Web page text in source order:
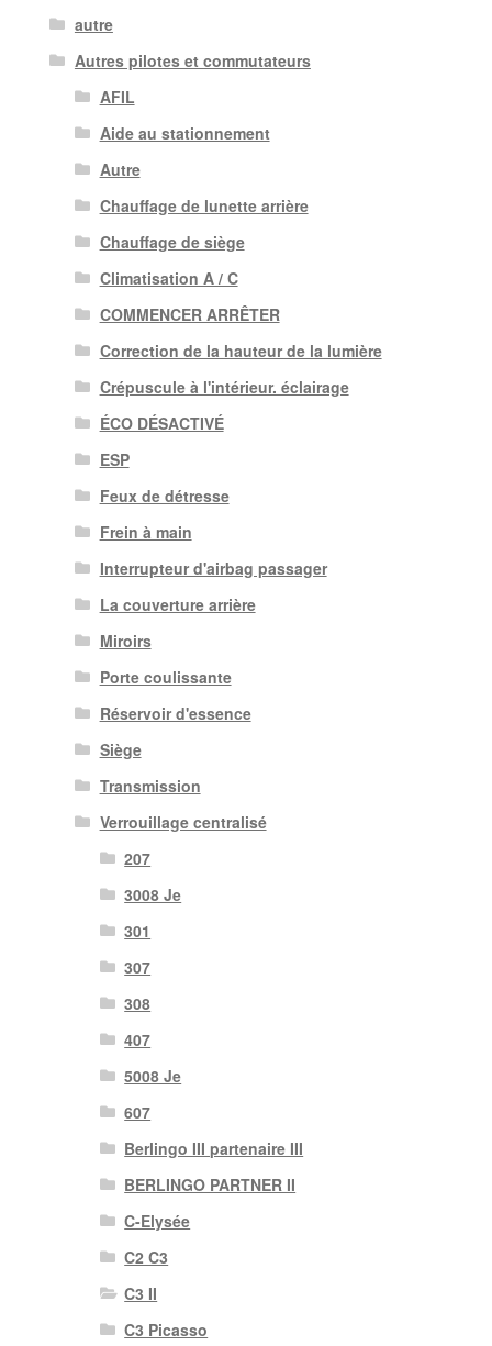
autre
Autres pilotes et commutateurs
AFIL
Aide au stationnement
Autre
Chauffage de lunette arrière
Chauffage de siège
Climatisation A / C
COMMENCER ARRÊTER
Correction de la hauteur de la lumière
Crépuscule à l'intérieur. éclairage
ÉCO DÉSACTIVÉ
ESP
Feux de détresse
Frein à main
Interrupteur d'airbag passager
La couverture arrière
Miroirs
Porte coulissante
Réservoir d'essence
Siège
Transmission
Verrouillage centralisé
207
3008 Je
301
307
308
407
5008 Je
607
Berlingo III partenaire III
BERLINGO PARTNER II
C-Elysée
C2 C3
C3 II
C3 Picasso